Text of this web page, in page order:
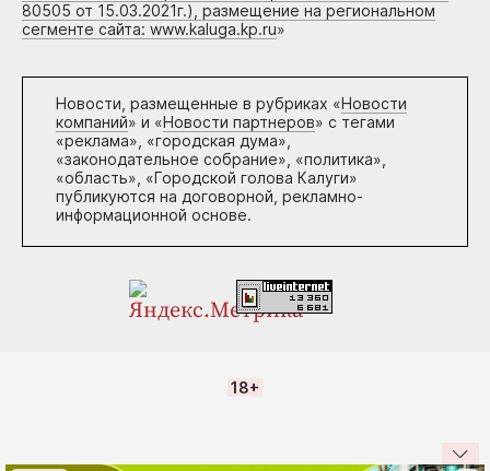
80505 от 15.03.2021г.), размещение на региональном
сегменте сайта: www.kaluga.kp.ru»
Новости, размещенные в рубриках «Новости
компаний» и «Новости партнеров» с тегами
«реклама», «городская дума»,
«законодательное собрание», «политика»,
«область», «Городской голова Калуги»
публикуются на договорной, рекламно-
информационной основе.
18+